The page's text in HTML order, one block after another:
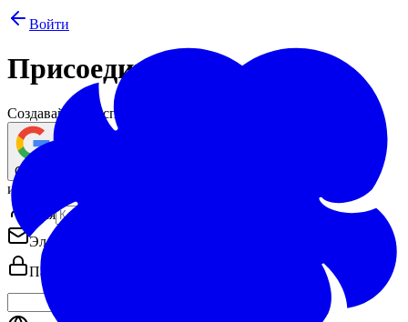
Войти
Присоединяйтесь
Создавайте. Экспортируйте. Делитесь.
Google
или
Имя
Эл. почта
Пароль